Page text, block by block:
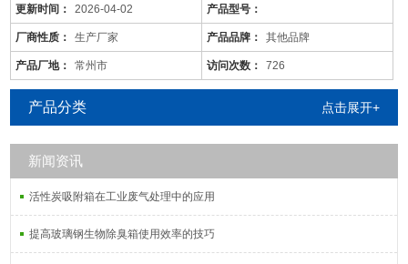
右，达不到排放标准。一级处理属于二级处理的预处理。
二级处理，
主要去除污水中呈胶体和溶解状态的有机污染物质(BOD，COD物
质)，去除率可达90%以上，使有机污染物达到排放标准。
三级处理，
进一步处理难降解的有机物、氮和磷
更新时间： 2026-04-02 产品型号：
厂商性质： 生产厂家 产品品牌： 其他品牌
产品厂地： 常州市 访问次数： 726
产品分类 点击展开+
新闻资讯
活性炭吸附箱在工业废气处理中的应用
提高玻璃钢生物除臭箱使用效率的技巧